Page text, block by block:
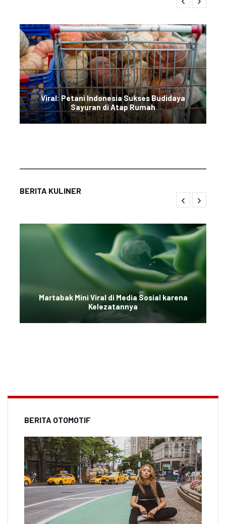
Viral: Petani Indonesia Sukses Budidaya
Sayuran di Atap Rumah
BERITA KULINER
Martabak Mini Viral di Media Sosial karena
Kelezatannya
BERITA OTOMOTIF